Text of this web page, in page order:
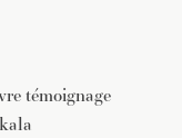
témoignage